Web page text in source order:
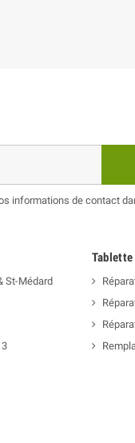
informations de contact
St-Médard